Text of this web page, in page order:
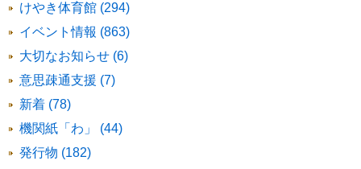
けやき体育館 (294)
イベント情報 (863)
大切なお知らせ (6)
意思疎通支援 (7)
新着 (78)
機関紙「わ」 (44)
発行物 (182)